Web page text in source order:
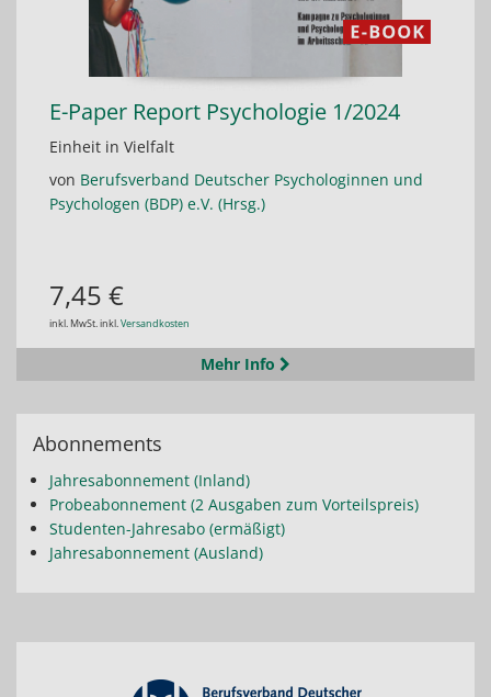
E-Paper Report Psychologie 1/2024
Einheit in Vielfalt
von Berufsverband Deutscher Psychologinnen und
Psychologen (BDP) e.V. (Hrsg.)
7,45 €
inkl. MwSt. inkl.Versandkosten
Mehr Info
Abonnements
Jahresabonnement (Inland)
Probeabonnement (2 Ausgaben zum Vorteilspreis)
Studenten-Jahresabo (ermäßigt)
Jahresabonnement (Ausland)